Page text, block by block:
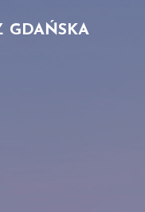
GDAŃSKA